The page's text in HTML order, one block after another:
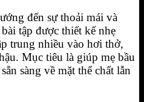
đến sự thoải mái và
tập được thiết kế nhẹ
trung nhiều vào hơi thở,
Mục tiêu là giúp mẹ bầu
sàng về mặt thể chất lẫn